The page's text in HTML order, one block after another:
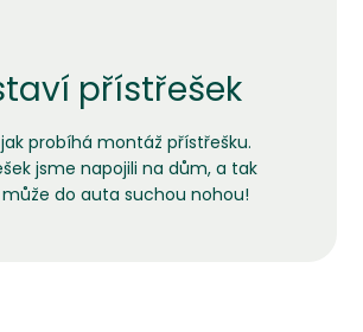
přístřešek
probíhá montáž přístřešku.
jsme napojili na dům, a tak
do auta suchou nohou!